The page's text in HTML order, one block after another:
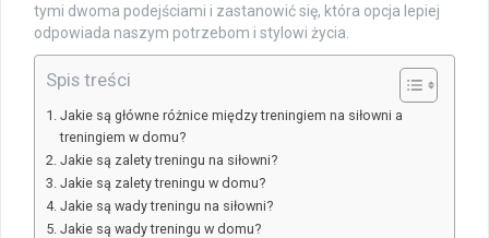
tymi dwoma podejściami i zastanowić się, która opcja lepiej
odpowiada naszym potrzebom i stylowi życia.
Spis treści
Jakie są główne różnice między treningiem na siłowni a
treningiem w domu?
Jakie są zalety treningu na siłowni?
Jakie są zalety treningu w domu?
Jakie są wady treningu na siłowni?
Jakie są wady treningu w domu?